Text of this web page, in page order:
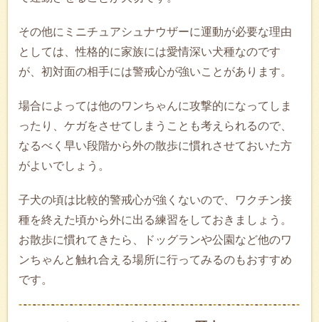
その他にミニチュアシュナウザーに運動が必要な理由
としては、性格的に家族には愛情深い犬種なのです
が、初対面の相手には警戒心が強いことがあります。
場合によっては他のワンちゃんに攻撃的になってしま
ったり、ケガをさせてしまうことも考えられるので、
なるべく早い段階から外の散歩に慣れさせておいた方
がよいでしょう。
子犬の頃は比較的警戒心が強くないので、ワクチン接
種を終えた頃から外に出る練習をしておきましょう。
お散歩に慣れてきたら、ドッグランや公園など他のワ
ンちゃんと触れ合える場所に行ってみるのもおすすめ
です。